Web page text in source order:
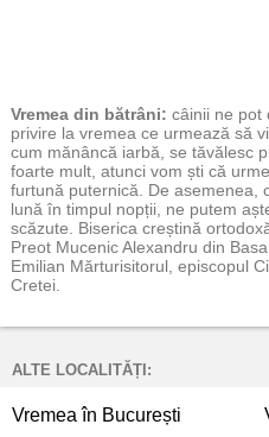
Vremea din bătrâni: câinii ne pot
privire la vremea ce urmează să
cum mănâncă iarbă, se tăvălesc
foarte mult, atunci vom ști că
furtună puternică. De asemenea,
lună în timpul nopții, ne putem
scăzute. Biserica creștină
Preot Mucenic Alexandru din
Emilian Mărturisitorul, episcopul
Cretei.
ALTE LOCALITĂȚI:
Vremea în București